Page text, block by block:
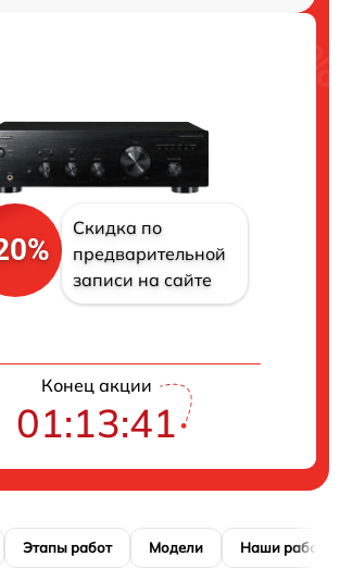
Скидка по
предварительной
записи на сайте
Конец акции
01:13:41
Этапы работ Модели Наши работы